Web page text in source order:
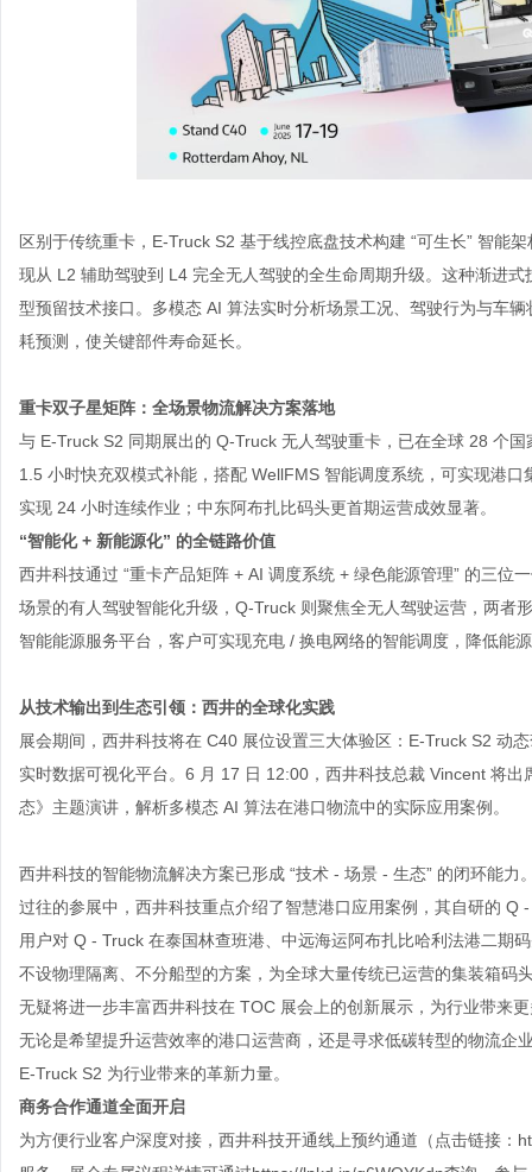
区别于传统重卡， E-Truck S2 基于线控底盘技术构建 “可生长” 智能
现从 L2 辅助驾驶到 L4 完全无人驾驶的全生命周期升级。这种渐进
型预留技术接口。多模态 AI 算法实时分析场景工况、驾驶行为与车
耗预测，使关键部件寿命延长。
重卡双子星矩阵：全场景物流解决方案落地
与 E-Truck S2 同期展出的 Q-Truck 无人驾驶重卡，已在全球 28 个
1.5 小时快充双模式补能，搭配 WellFMS 智能调度系统，可实现港
实现 24 小时连续作业；中东阿布扎比码头更首期运营成效显著。
“智能化 + 新能源化” 的全链路价值
西井科技通过 “重卡产品矩阵 + AI 调度系统 + 绿色能源管理” 的三位
场景的有人驾驶智能化升级，Q-Truck 则聚焦全无人驾驶运营，两者
智能能源服务平台，客户可实现充电 / 换电网络的智能调度，降低能
从技术输出到生态引领：西井的全球化实践
展会期间，西井科技将在 C40 展位设置三大体验区：E-Truck S2 动
实时数据可视化平台。6 月 17 日 12:00，西井科技总裁 Vincent 将
态》主题演讲，解析多模态 AI 算法在港口物流中的实际应用案例。
西井科技的智能物流解决方案已形成 “技术 - 场景 - 生态” 的闭环能力
过往的参展中，西井科技重点介绍了智慧港口应用案例，其自研的
用户对 Q - Truck 在泰国林查班港、中远海运阿布扎比哈利法港二期
不设物理隔离、不分船型的方案，为全球大量传统已运营的集装箱
无疑将进一步丰富西井科技在 TOC 展会上的创新展示，为行业带来
无论是希望提升运营效率的港口运营商，还是寻求低碳转型的物流企
E-Truck S2 为行业带来的革新力量。
商务合作通道全面开启
为方便行业客户深度对接，西井科技开通线上预约通道（点击链接：